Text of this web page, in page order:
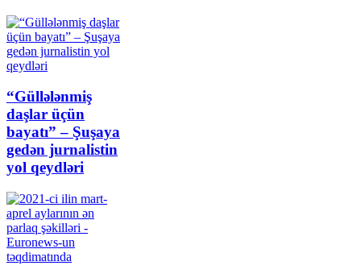
“Güllələnmiş
daşlar üçün
bayatı” – Şuşaya
gedən jurnalistin
yol qeydləri